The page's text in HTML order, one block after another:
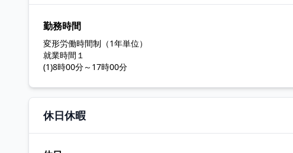
勤務時間
変形労働時間制（1年単位）
就業時間１
(1)8時00分～17時00分
休日休暇